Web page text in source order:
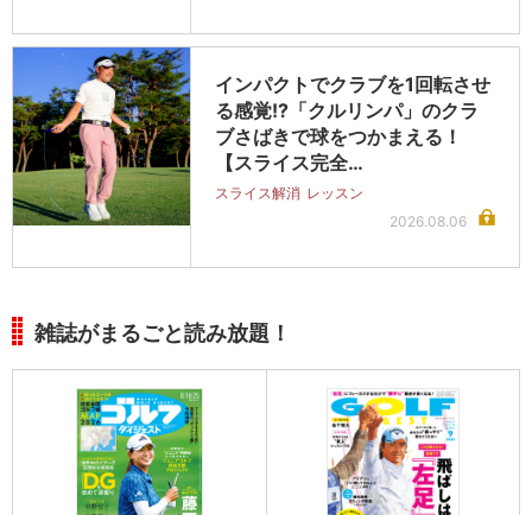
インパクトでクラブを1回転させ
る感覚!?「クルリンパ」のクラ
ブさばきで球をつかまえる！
【スライス完全…
スライス解消 レッスン
2026.08.06
雑誌がまるごと読み放題！